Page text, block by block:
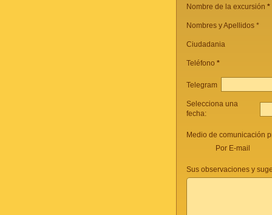
Nombre de la excursión *
Nombres y Apellidos *
Ciudadania
Teléfono *
Telegram
Selecciona una
fecha:
Medio de comunicación
Por E-mail
Sus observaciones y